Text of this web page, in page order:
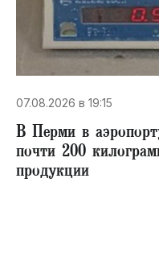
07.08.2026 в 19:15
В Перми в
почти 200
продукции